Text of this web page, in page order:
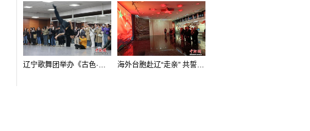
辽宁歌舞团举办《古色·国宝辽宁》排练开放日活动 海外台胞赴辽“走亲” 共誓“和平初心”